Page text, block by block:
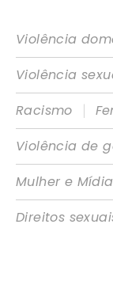
Violência
Violência
Racismo
|
Violência de
Mulher e Mídia
Direitos